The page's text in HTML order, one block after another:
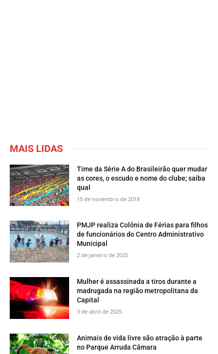
MAIS LIDAS
Time da Série A do Brasileirão quer mudar
as cores, o escudo e nome do clube; saiba
qual
15 de novembro de 2018
PMJP realiza Colônia de Férias para filhos
de funcionários do Centro Administrativo
Municipal
2 de janeiro de 2025
Mulher é assassinada a tiros durante a
madrugada na região metropolitana da
Capital
3 de abril de 2025
​Animais de vida livre são atração à parte
no Parque Arruda Câmara